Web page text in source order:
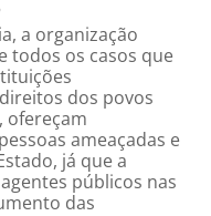
a organização
todos os casos que
dos povos
ofereçam
ameaçadas e
já que a
públicos nas
das